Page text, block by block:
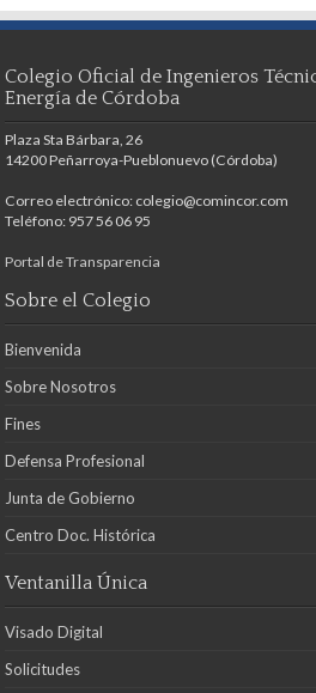
Colegio Oficial de Ingenieros
Energía de Córdoba
Plaza Sta Bárbara, 26
14200 Peñarroya-Pueblonuevo (Córdoba)
Correo electrónico: colegio@comincor.com
Teléfono: 957 56 06 95
Portal de Transparencia
Sobre el Colegio
Bienvenida
Sobre Nosotros
Fines
Defensa Profesional
Junta de Gobierno
Centro Doc. Histórica
Ventanilla Única
Visado Digital
Solicitudes